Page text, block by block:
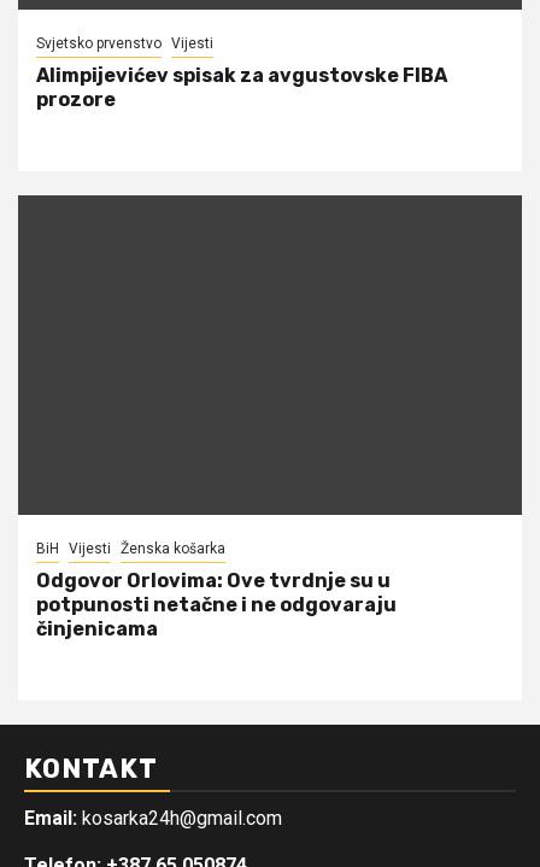
Svjetsko prvenstvo Vijesti
Alimpijevićev spisak za avgustovske FIBA
prozore
BiH Vijesti Ženska košarka
Odgovor Orlovima: ​Ove tvrdnje su u
potpunosti netačne i ne odgovaraju
činjenicama
KONTAKT
Email: kosarka24h@gmail.com